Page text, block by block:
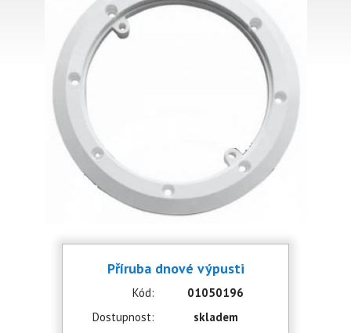
Příruba dnové výpusti
Kód:
01050196
Dostupnost:
skladem